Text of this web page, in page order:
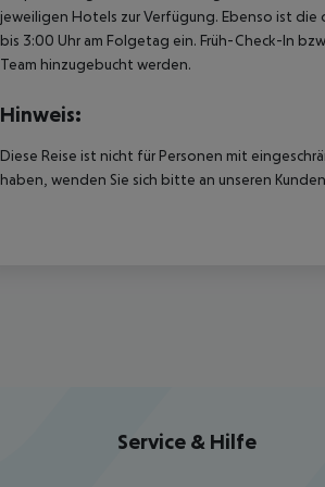
jeweiligen Hotels zur Verfügung. Ebenso ist
bis 3:00 Uhr am Folgetag ein. Früh-Check-In
Team hinzugebucht werden.
Hinweis:
Diese Reise ist nicht für Personen mit
haben, wenden Sie sich bitte an unseren
Service & Hilfe